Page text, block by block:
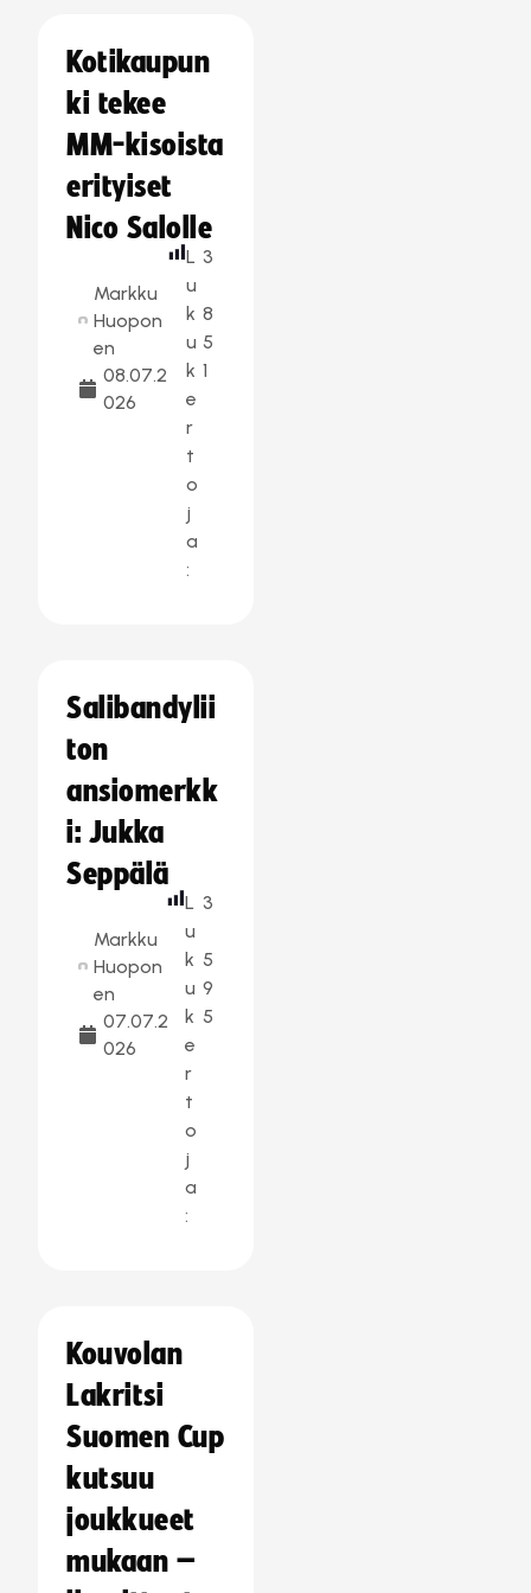
Kotikaupun
ki tekee
MM-kisoista
erityiset
Nico Salolle
Markku
Huopon
en
08.07.2
026
L
u
k
u
k
e
r
t
o
j
a
:
3
8
5
1
Salibandylii
ton
ansiomerkk
i: Jukka
Seppälä
Markku
Huopon
en
07.07.2
026
L
u
k
u
k
e
r
t
o
j
a
:
3
5
9
5
Kouvolan
Lakritsi
Suomen Cup
kutsuu
joukkueet
mukaan –